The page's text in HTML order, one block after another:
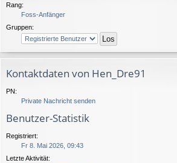
Rang:
Foss-Anfänger
Gruppen:
Kontaktdaten von Hen_Dre91
PN:
Private Nachricht senden
Benutzer-Statistik
Registriert:
Fr 8. Mai 2026, 09:43
Letzte Aktivität: